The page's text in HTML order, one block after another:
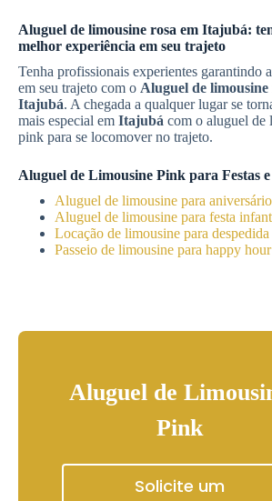
Aluguel de limousine rosa em Itajubá:
melhor experiência em seu trajeto
Tenha profissionais experientes garantindo
em seu trajeto com o Aluguel de limousine
Itajubá. A chegada a qualquer lugar se
mais especial em Itajubá com o aluguel de
pink para se locomover no trajeto.
Aluguel de Limousine Pink para Festas
Aluguel de limousine para aniversário
Aluguel de limousine para festa
Locação de limousine para despedida
Passeio de limousine para happy hour
Aluguel de
Pink
Solicite um